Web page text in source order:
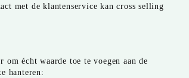
met de klantenservice kan cross selling
écht waarde toe te voegen aan de
hanteren: